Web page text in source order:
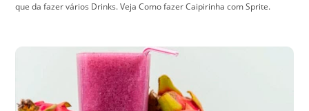
que da fazer vários Drinks. Veja Como fazer Caipirinha com Sprite.